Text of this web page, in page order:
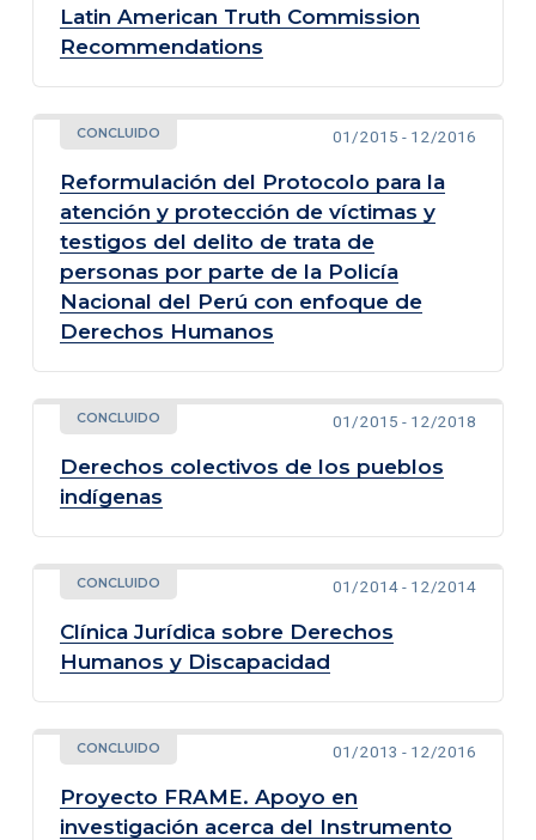
Latin American Truth Commission
Recommendations
CONCLUIDO 01/2015 - 12/2016
Reformulación del Protocolo para la
atención y protección de víctimas y
testigos del delito de trata de
personas por parte de la Policía
Nacional del Perú con enfoque de
Derechos Humanos
CONCLUIDO 01/2015 - 12/2018
Derechos colectivos de los pueblos
indígenas
CONCLUIDO 01/2014 - 12/2014
Clínica Jurídica sobre Derechos
Humanos y Discapacidad
CONCLUIDO 01/2013 - 12/2016
Proyecto FRAME. Apoyo en
investigación acerca del Instrumento